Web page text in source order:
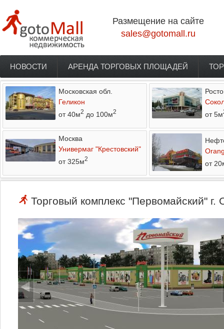
Размещение на сайте
sales@gotomall.ru
Главное меню
НОВОСТИ АРЕНДА ТОРГОВЫХ ПЛОЩАДЕЙ
Московская обл.
Геликон
от 40м2 до 100м2
от 5м
Москва
Универмаг "Крестовский"
от 325м2
от
Торговый комплекс "Первомайский" г.